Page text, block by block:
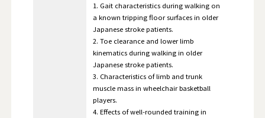
1. Gait characteristics during walking on
a known tripping floor surfaces in older
Japanese stroke patients.
2. Toe clearance and lower limb
kinematics during walking in older
Japanese stroke patients.
3. Characteristics of limb and trunk
muscle mass in wheelchair basketball
players.
4. Effects of well-rounded training in